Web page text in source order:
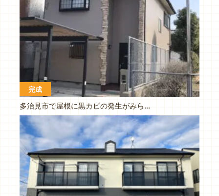
完成
多治見市で屋根に黒カビの発生がみられるお家の屋根外壁塗装工事です